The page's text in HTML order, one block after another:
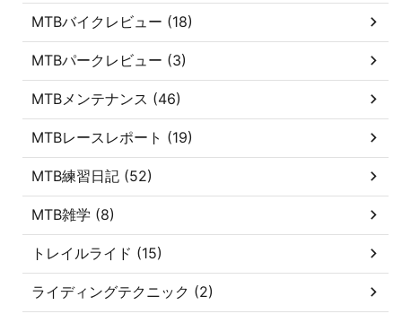
MTBバイクレビュー (18)
MTBパークレビュー (3)
MTBメンテナンス (46)
MTBレースレポート (19)
MTB練習日記 (52)
MTB雑学 (8)
トレイルライド (15)
ライディングテクニック (2)